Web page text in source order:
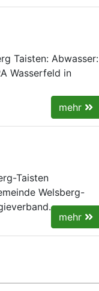
Taisten: Abwasser:
Wasserfeld in
mehr
Taisten
Welsberg-
mehr